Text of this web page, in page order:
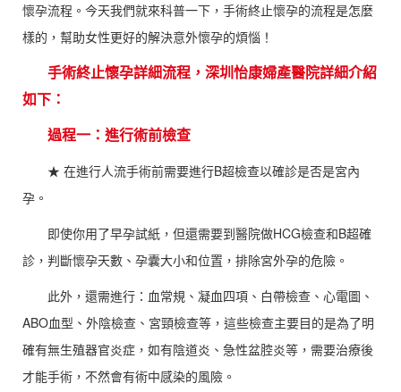
懷孕流程。今天我們就來科普一下，手術終止懷孕的流程是怎麼
樣的，幫助女性更好的解決意外懷孕的煩惱！
手術終止懷孕詳細流程，深圳怡康婦產醫院詳細介紹
如下：
過程一：進行術前檢查
★ 在進行人流手術前需要進行B超檢查以確診是否是宮內
孕。
即使你用了早孕試紙，但還需要到醫院做HCG檢查和B超確
診，判斷懷孕天數、孕囊大小和位置，排除宮外孕的危險。
此外，還需進行：血常規、凝血四項、白帶檢查、心電圖、
ABO血型、外陰檢查、宮頸檢查等，這些檢查主要目的是為了明
確有無生殖器官炎症，如有陰道炎、急性盆腔炎等，需要治療後
才能手術，不然會有術中感染的風險。